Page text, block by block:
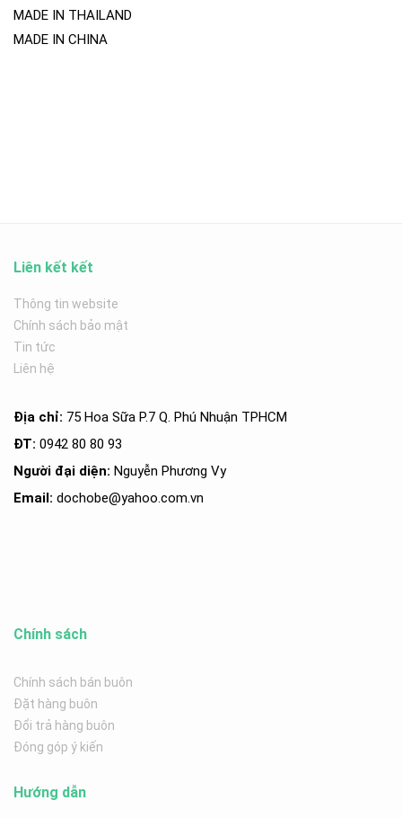
MADE IN THAILAND
MADE IN CHINA
Liên kết kết
Thông tin website
Chính sách bảo mật
Tin tức
Liên hệ
Địa chỉ: 75 Hoa Sữa P.7 Q. Phú Nhuận TPHCM
ĐT: 0942 80 80 93
Người đại diện: Nguyễn Phương Vy
Email: dochobe@yahoo.com.vn
Chính sách
Chính sách bán buôn
Đặt hàng buôn
Đổi trả hàng buôn
Đóng góp ý kiến
Hướng dẫn